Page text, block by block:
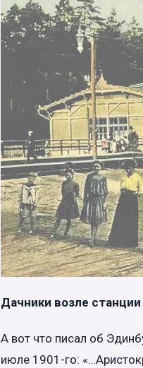
Дачники возле
А вот что писал об
июле 1901-го: